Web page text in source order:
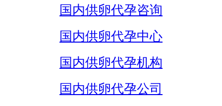
国内供卵代孕咨询
国内供卵代孕中心
国内供卵代孕机构
国内供卵代孕公司